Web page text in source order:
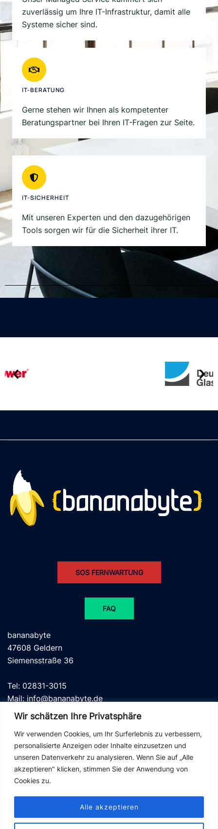
Wir schätzen Ihre Privatsphäre
Wir verwenden Cookies, um Ihr Surferlebnis zu verbessern,
personalisierte Anzeigen oder Inhalte einzusetzen und
unseren Datenverkehr zu analysieren. Wenn Sie auf „Alle
akzeptieren" klicken, stimmen Sie der Anwendung von
Cookies zu.
Alle akzeptieren
zuverlässig um Ihre IT-Infrastruktur, damit alle
Systeme sicher sind.
IT-BERATUNG
Gerne stehen wir Ihnen als kompetenter
Beratungspartner bei Ihren IT-Fragen zur Seite.
IT-SICHERHEIT
Mit unseren Experten und den dazugehörigen
Tools sorgen wir für die Sicherheit ihrer IT.
SOS FERNWARTUNG
FAQ
bananabyte
47608 Geldern
Siemensstraße 36
Tel: 02831-3015
Mail: info@bananabyte.de
Datenschutz
Kontakt
Impressum